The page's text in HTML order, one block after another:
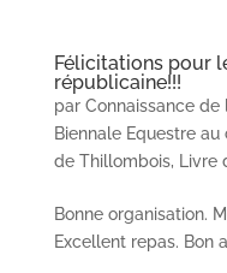
Félicitations pour
républicaine!!!
par Connaissance de
Biennale Equestre
de Thillombois, Livre
Bonne organisation.
Excellent repas. Bon